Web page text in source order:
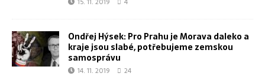
Ondřej Hýsek: Pro Prahu je Morava daleko a
kraje jsou slabé, potřebujeme zemskou
samosprávu
14. 11. 2019 24